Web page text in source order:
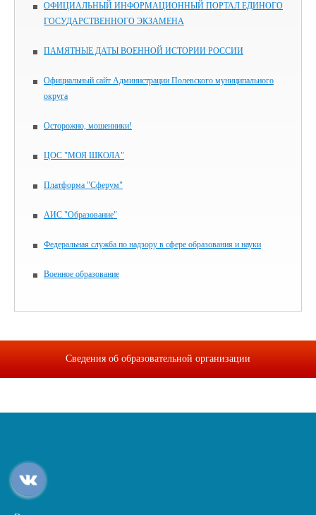
ОФИЦИАЛЬНЫЙ ИНФОРМАЦИОННЫЙ ПОРТАЛ ЕДИНОГО
ГОСУДАРСТВЕННОГО ЭКЗАМЕНА
ПАМЯТНЫЕ ДАТЫ ВОЕННОЙ ИСТОРИИ РОССИИ
Официальный сайт Администрации Полевского муниципального
округа
Осторожно, мошенники!
ЦОС "МОЯ ШКОЛА"
Платформа "Сферум"
АИС "Образование"
Федеральная служба по надзору в сфере образования и науки
Военное образование
Сведения об образовательной организации